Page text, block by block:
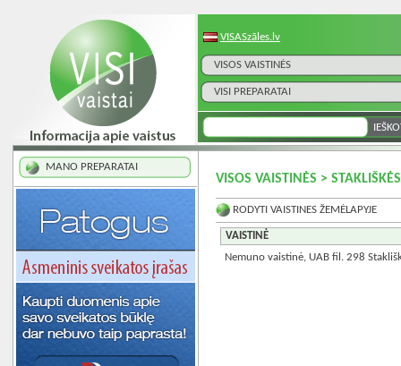
VISASzāles.lv
VISOS VAISTINĖS
VISI PREPARATAI
MANO PREPARATAI
VISOS VAISTINĖS > STAKLIŠKĖS
RODYTI VAISTINES ŽEMĖLAPYJE
VAISTINĖ
Nemuno vaistinė, UAB fil. 298